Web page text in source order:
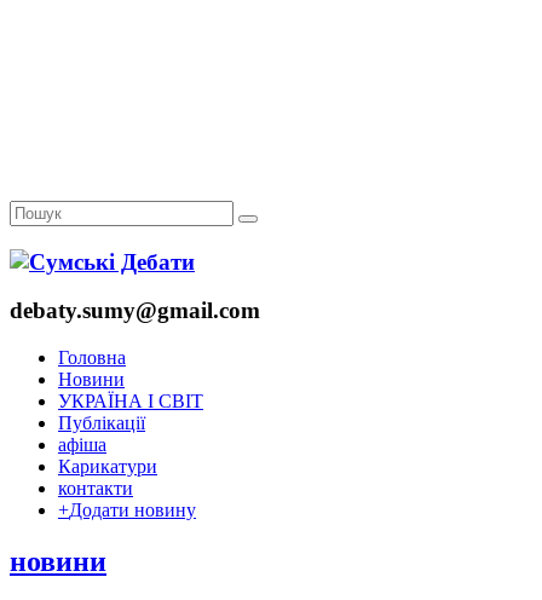
debaty.sumy@gmail.com
Головна
Новини
УКРАЇНА І СВІТ
Публікації
афіша
Карикатури
контакти
+Додати новину
новини